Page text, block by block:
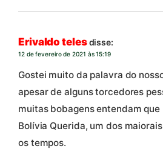
Erivaldo telesdisse:
12 de fevereiro de 2021 às 15:19
Gostei muito da palavra do
apesar de alguns torcedores
muitas bobagens entendam que
Bolívia Querida, um dos
os tempos.